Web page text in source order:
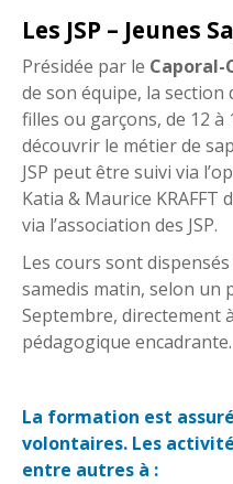
Les JSP – Jeunes
Présidée par le Caporal-
de son équipe, la section
filles ou garçons, de 12
découvrir le métier de
JSP peut être suivi via
Katia & Maurice
via l’association des JSP.
Les cours sont
samedis matin, selon un
Septembre, directement
pédagogique encadrante.
La formation est
volontaires. Les
entre autres à :